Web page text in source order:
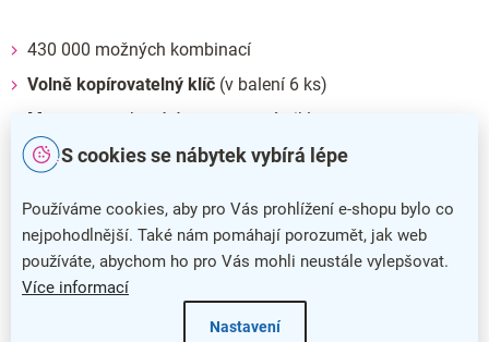
S cookies se nábytek vybírá lépe
Používáme cookies, aby pro Vás prohlížení e-shopu bylo co
nejpohodlnější. Také nám pomáhají porozumět, jak web
používáte, abychom ho pro Vás mohli neustále vylepšovat.
Více informací
Nastavení
430 000 možných kombinací
Volně kopírovatelný klíč (v balení 6 ks)
Mosaz
, povrchová úprava matný nikl
Montážní šrouby jsou součástí balení